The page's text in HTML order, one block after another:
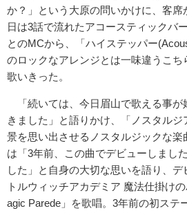
か？」という大原の問いかけに、客席
日は3話で流れたアコースティックバ
とのMCから、「ハイステッパー
のロックなアレンジとは一味違うこち
歌いきった。
「続いては、今日眉山で歌える事が
きました」と語りかけ、「ノスタル
景を思い出させるノスタルジックな楽
は「3年前、この曲でデビューしまし
した」と自身の大切な思いを語り、デ
トルウィッチアカデミア 魔法仕掛け
agic Parede」を歌唱。3年前の初ステ